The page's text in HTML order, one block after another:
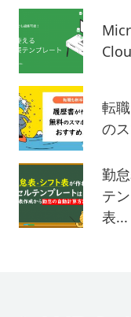
転
の
勤
テ
表...